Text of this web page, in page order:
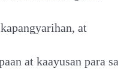
at
at kaayusan para